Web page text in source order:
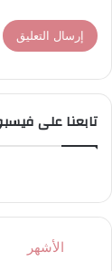
تابعنا على
الأشهر